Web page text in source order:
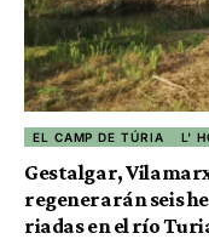
EL CAMP DE TÚRIA L'
Gestalgar,
regenerarán seis
riadas en el río